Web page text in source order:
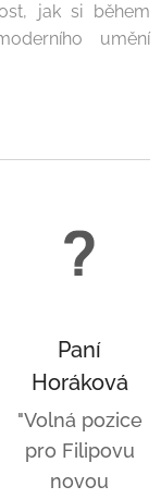
jak si během
umění
Paní
Horáková
"Volná pozice
pro Filipovu
novou